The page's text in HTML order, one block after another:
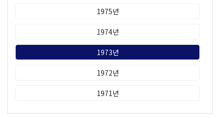
1975년
1974년
1973년
1972년
1971년